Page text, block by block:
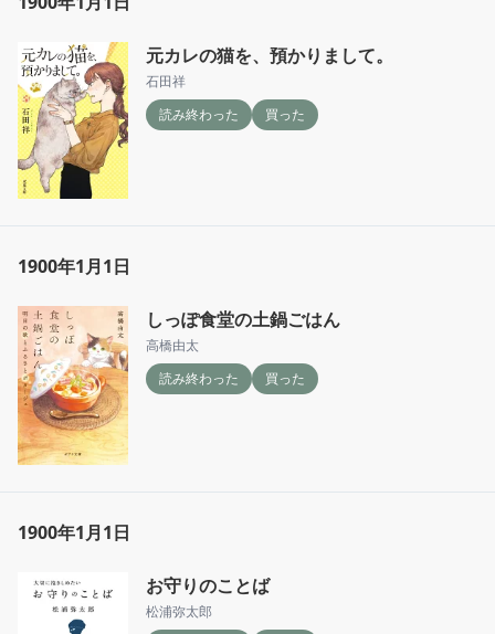
元カレの猫を、預かりまして。
石田祥
読み終わった
買った
1900年1月1日
しっぽ食堂の土鍋ごはん
高橋由太
読み終わった
買った
1900年1月1日
お守りのことば
松浦弥太郎